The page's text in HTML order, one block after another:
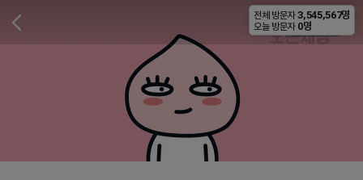
비공개
전체 방문자 3,545,567명
오늘 방문자 0명